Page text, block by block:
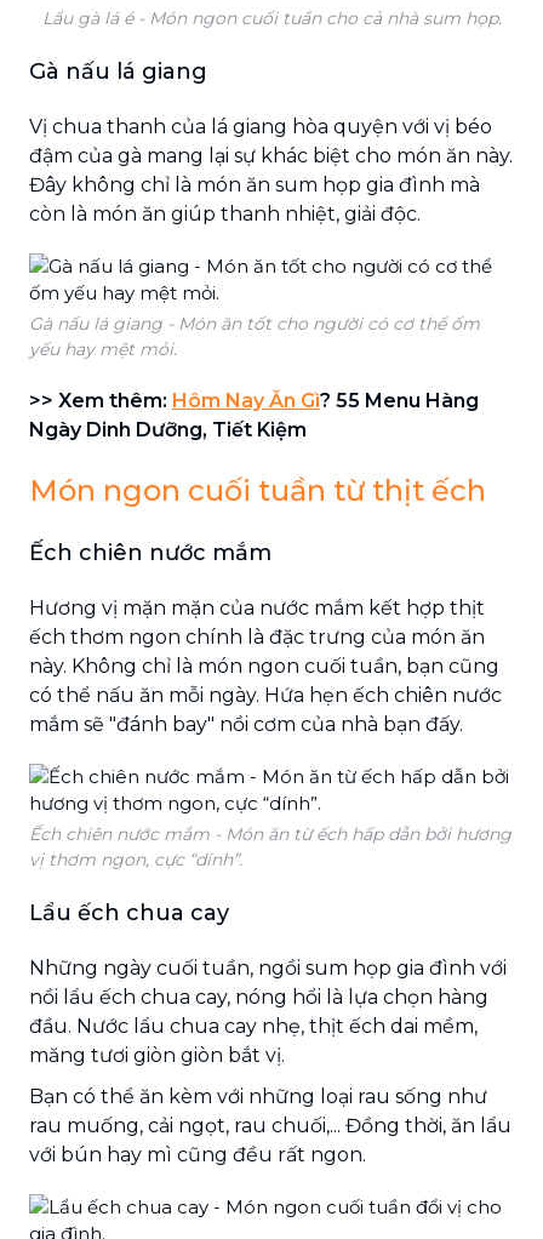
Lẩu gà lá é - Món ngon cuối tuần cho cả nhà sum họp.
Gà nấu lá giang
Vị chua thanh của lá giang hòa quyện với vị béo
đậm của gà mang lại sự khác biệt cho món ăn này.
Đây không chỉ là món ăn sum họp gia đình mà
còn là món ăn giúp thanh nhiệt, giải độc.
Gà nấu lá giang - Món ăn tốt cho người có cơ thể ốm
yếu hay mệt mỏi.
>> Xem thêm: Hôm Nay Ăn Gì? 55 Menu Hàng
Ngày Dinh Dưỡng, Tiết Kiệm
Món ngon cuối tuần từ thịt ếch
Ếch chiên nước mắm
Hương vị mặn mặn của nước mắm kết hợp thịt
ếch thơm ngon chính là đặc trưng của món ăn
này. Không chỉ là món ngon cuối tuần, bạn cũng
có thể nấu ăn mỗi ngày. Hứa hẹn ếch chiên nước
mắm sẽ "đánh bay" nồi cơm của nhà bạn đấy.
Ếch chiên nước mắm - Món ăn từ ếch hấp dẫn bởi hương
vị thơm ngon, cực “dính”.
Lẩu ếch chua cay
Những ngày cuối tuần, ngồi sum họp gia đình với
nồi lẩu ếch chua cay, nóng hổi là lựa chọn hàng
đầu. Nước lẩu chua cay nhẹ, thịt ếch dai mềm,
măng tươi giòn giòn bắt vị.
Bạn có thể ăn kèm với những loại rau sống như
rau muống, cải ngọt, rau chuối,... Đồng thời, ăn lẩu
với bún hay mì cũng đều rất ngon.